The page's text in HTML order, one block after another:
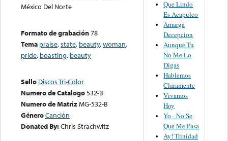
México Del Norte
Formato de grabación78
Tema praise,state, beauty,woman,
pride, boasting, beauty
Sello Discos Tri-Color
Numero de Catalogo532-B
Numero de MatrizMG-532-B
GéneroCanción
Donated By:Chris Strachwitz
Que Lindo
Es Acapulco
Amarga
Decepcion
Aunque Tu
No Me Lo
Digas
Hablemos
Claramente
Vivamos
Hoy
Yo - No Se
Que Me Pasa
Ay! Trinidad